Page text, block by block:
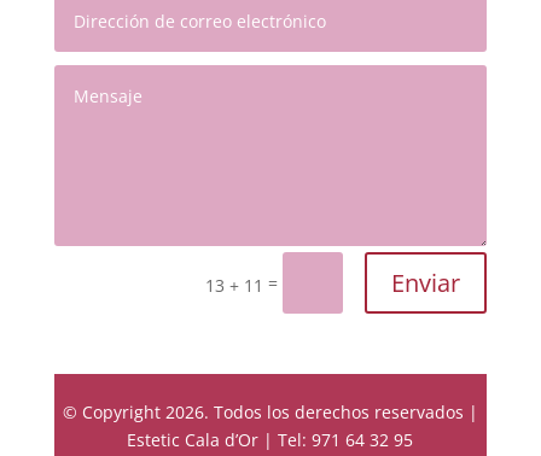
13 + 11 = Enviar
© Copyright 2026. Todos los derechos reservados |
Estetic Cala d’Or | Tel: 971 64 32 95